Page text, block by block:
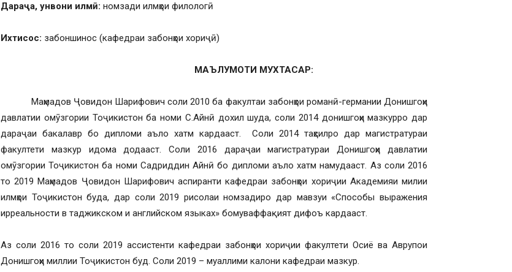
Дараҷа, унвони илмӣ: номзади илмҳои филологӣ
Ихтисос: забоншинос (кафедраи забонҳои хориҷӣ)
МАЪЛУМОТИ МУХТАСАР:
Маҳмадов Ҷовидон Шарифович соли 2010 ба факултаи забонҳои романӣ-германии Донишгоҳи
давлатии омӯзгории Тоҷикистон ба номи С.Айнӣ дохил шуда, соли 2014 донишгоҳи мазкурро дар
дараҷаи бакалавр бо дипломи аъло хатм кардааст. Соли 2014 таҳсилро дар магистратураи
факултети мазкур идома додааст. Соли 2016 дараҷаи магистратураи Донишгоҳи давлатии
омӯзгории Тоҷикистон ба номи Садриддин Айнӣ бо дипломи аъло хатм намудааст. Аз соли 2016
то 2019 Маҳмадов Ҷовидон Шарифович аспиранти кафедраи забонҳои хориҷии Академияи милии
илмҳои Тоҷикистон буда, дар соли 2019 рисолаи номзадиро дар мавзуи «Способы выражения
ирреальности в таджикском и английском языках» бомуваффақият дифоъ кардааст.
Аз соли 2016 то соли 2019 ассистенти кафедраи забонҳои хориҷии факултети Осиё ва Аврупои
Донишгоҳи миллии Тоҷикистон буд. Соли 2019 – муаллими калони кафедраи мазкур.